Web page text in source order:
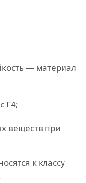
— материал
Г4;
веществ при
к классу